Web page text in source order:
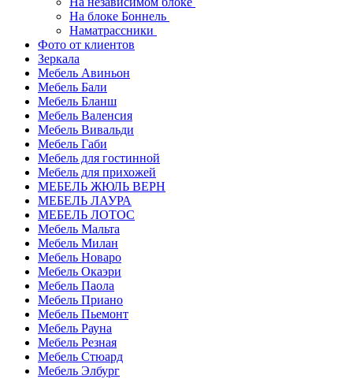
На блоке Боннель
Наматрассники
Фото от клиентов
Зеркала
Мебель Авиньон
Мебель Бали
Мебель Бланш
Мебель Валенсия
Мебель Вивальди
Мебель Габи
Мебель для гостинной
Мебель для прихожей
МЕБЕЛЬ ЖЮЛЬ ВЕРН
МЕБЕЛЬ ЛАУРА
МЕБЕЛЬ ЛОТОС
Мебель Мальта
Мебель Милан
Мебель Новаро
Мебель Окаэри
Мебель Паола
Мебель Приано
Мебель Пьемонт
Мебель Рауна
Мебель Резная
Мебель Стюард
Мебель Элбург